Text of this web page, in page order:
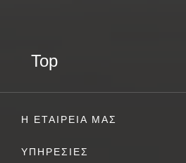
Top
Η ΕΤΑΙΡΕΙΑ ΜΑΣ
ΥΠΗΡΕΣΙΕΣ